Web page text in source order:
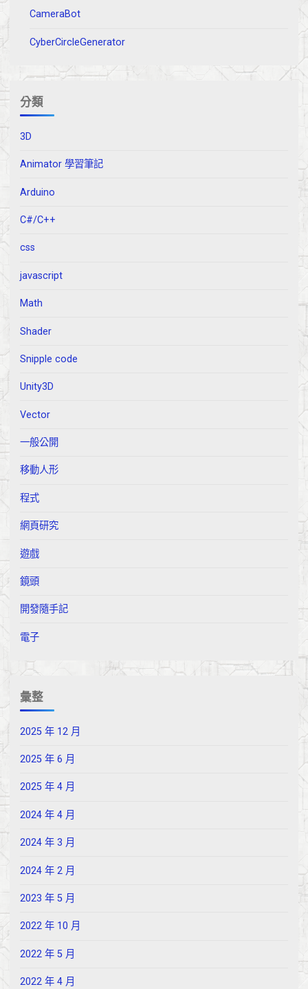
CameraBot
CyberCircleGenerator
分類
3D
Animator 學習筆記
Arduino
C#/C++
css
javascript
Math
Shader
Snipple code
Unity3D
Vector
一般公開
移動人形
程式
網頁研究
遊戲
鏡頭
開發隨手記
電子
彙整
2025 年 12 月
2025 年 6 月
2025 年 4 月
2024 年 4 月
2024 年 3 月
2024 年 2 月
2023 年 5 月
2022 年 10 月
2022 年 5 月
2022 年 4 月